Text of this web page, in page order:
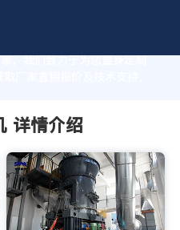
，我们致力于为您量身定制
厂家直销报价及技术支持，
详情介绍